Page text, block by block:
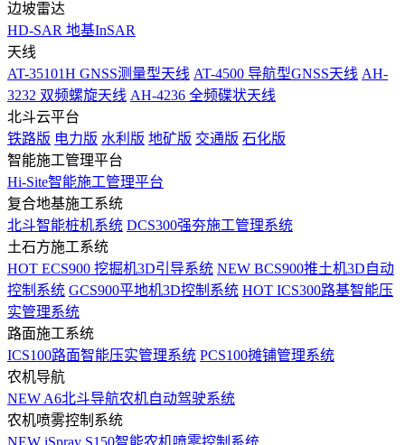
边坡雷达
HD-SAR 地基InSAR
天线
AT-35101H GNSS测量型天线 AT-4500 导航型GNSS天线 AH-
3232 双频螺旋天线 AH-4236 全频碟状天线
北斗云平台
铁路版 电力版 水利版 地矿版 交通版 石化版
智能施工管理平台
Hi-Site智能施工管理平台
复合地基施工系统
北斗智能桩机系统 DCS300强夯施工管理系统
土石方施工系统
HOT ECS900 挖掘机3D引导系统 NEW BCS900推土机3D自动
控制系统 GCS900平地机3D控制系统 HOT ICS300路基智能压
实管理系统
路面施工系统
ICS100路面智能压实管理系统 PCS100摊铺管理系统
农机导航
NEW A6北斗导航农机自动驾驶系统
农机喷雾控制系统
NEW iSpray S150智能农机喷雾控制系统